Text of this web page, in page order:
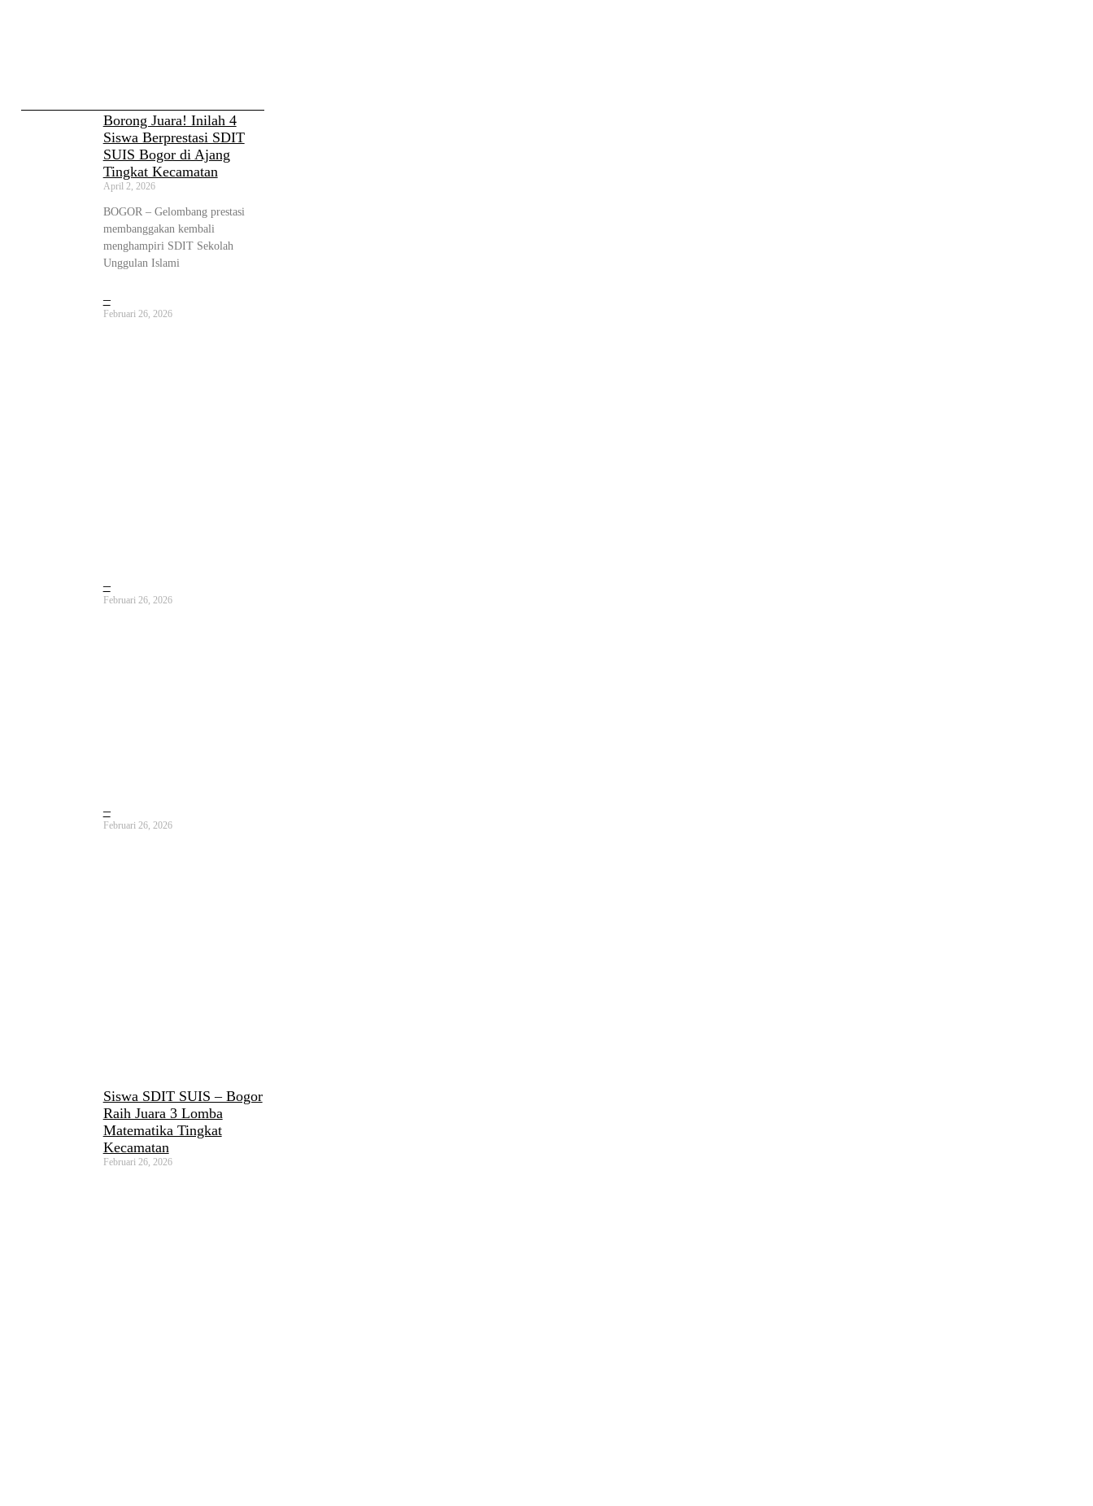
Borong Juara! Inilah 4
Siswa Berprestasi SDIT
SUIS Bogor di Ajang
Tingkat Kecamatan
April 2, 2026
BOGOR – Gelombang prestasi
membanggakan kembali
menghampiri SDIT Sekolah
Unggulan Islami
–
Februari 26, 2026
–
Februari 26, 2026
–
Februari 26, 2026
Siswa SDIT SUIS – Bogor
Raih Juara 3 Lomba
Matematika Tingkat
Kecamatan
Februari 26, 2026